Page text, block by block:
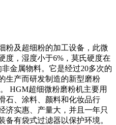
粉及超细粉的加工设备，此微
度，湿度小于6%，莫氏硬度在
金属物料。它是经过20多次的
生产而研发制造的新型磨粉
HGM超细微粉磨粉机主要用
石、涂料、颜料和化妆品行
济实惠、产量大，并且一年只
备有袋式过滤器以保护环境。